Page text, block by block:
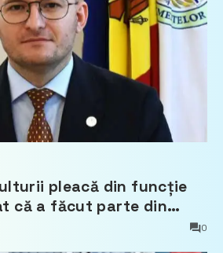
pleacă din funcție
că a făcut parte din
0